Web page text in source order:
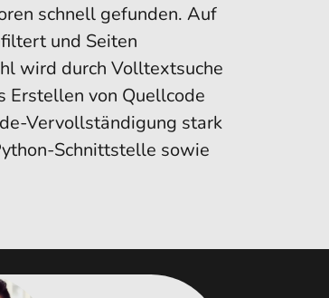
schnell gefunden. Auf
und Seiten
wird durch Volltextsuche
Erstellen von Quellcode
Vervollständigung stark
Schnittstelle sowie